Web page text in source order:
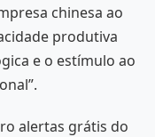
chinesa ao
produtiva
e o estímulo ao
alertas grátis do